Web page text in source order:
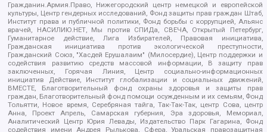
Гражданин.Армия.Право, Нижегородский центр немецкой и европейской
культуры, Центр гендерных исследований, Фонд защиты прав граждан Штаб,
Институт права и публичной политики, Фонд борьбы с коррупцией, Альянс
врачей, НАСИЛИЮ.НЕТ, Мы против СПИДа, СВЕЧА, Открытый Петербург,
Гуманитарное действие, Лига Избирателей, Правовая инициатива,
Гражданская инициатива против экологической преступности,
Гражданский Союз, "Хасдей Ерушалаим" (Милосердие), Центр поддержки и
содействия развитию средств массовой информации, В защиту прав
заключенных, Горячая Линия, Центр социально-информационных
инициатив Действие, Институт глобализации и социальных движений,
ВМЕСТЕ, Благотворительный фонд охраны здоровья и защиты прав
граждан, Благотворительный фонд помощи осужденным и их семьям, Фонд
Тольятти, Новое время, Серебряная тайга, Так-Так-Так, центр Сова, центр
Анна, Проект Апрель, Самарская губерния, Эра здоровья, Мемориал,
Аналитический Центр Юрия Левады, Издательство Парк Гагарина, Фонд
содействия имени Андрея Рылькова, Сфера, Уральская правозащитная